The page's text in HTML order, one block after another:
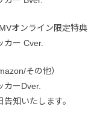
オンライン限定特典
カー Cver.
その他）
カーDver.
知いたします。